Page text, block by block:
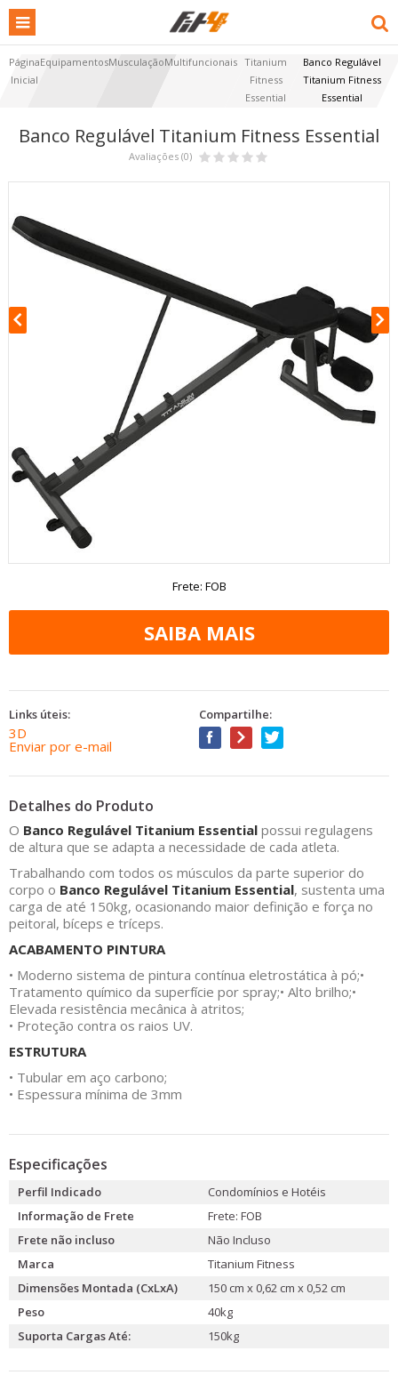
Página
Inicial
EquipamentosMusculaçãoMultifuncionais Titanium
Fitness
Essential
Banco Regulável
Titanium Fitness
Essential
Banco Regulável Titanium Fitness Essential
Avaliações (0)
Frete: FOB
Links úteis:
3D
Enviar por e-mail
Compartilhe:
Detalhes do Produto
O Banco Regulável Titanium Essential possui regulagens
de altura que se adapta a necessidade de cada atleta.
Trabalhando com todos os músculos da parte superior do
corpo o Banco Regulável Titanium Essential, sustenta uma
carga de até 150kg, ocasionando maior definição e força no
peitoral, bíceps e tríceps.
ACABAMENTO PINTURA
• Moderno sistema de pintura contínua eletrostática à pó;•
Tratamento químico da superfície por spray;• Alto brilho;•
Elevada resistência mecânica à atritos;
• Proteção contra os raios UV.
ESTRUTURA
• Tubular em aço carbono;
• Espessura mínima de 3mm
Especificações
Perfil Indicado
Condomínios e Hotéis
Informação de Frete
Frete: FOB
Frete não incluso
Não Incluso
Marca
Titanium Fitness
Dimensões Montada (CxLxA)
150 cm x 0,62 cm x 0,52 cm
Peso
40kg
Suporta Cargas Até:
150kg